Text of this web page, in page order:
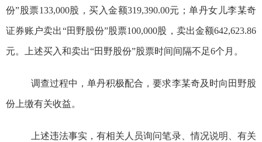
份”股票133,000股，买入金额319,390.00元；单丹女儿李某奇
证券账户卖出“田野股份”股票100,000股，卖出金额642,623.86
元。上述买入和卖出“田野股份”股票时间间隔不足6个月。
调查过程中，单丹积极配合，要求李某奇及时向田野股
份上缴有关收益。
上述违法事实，有相关人员询问笔录、情况说明、有关